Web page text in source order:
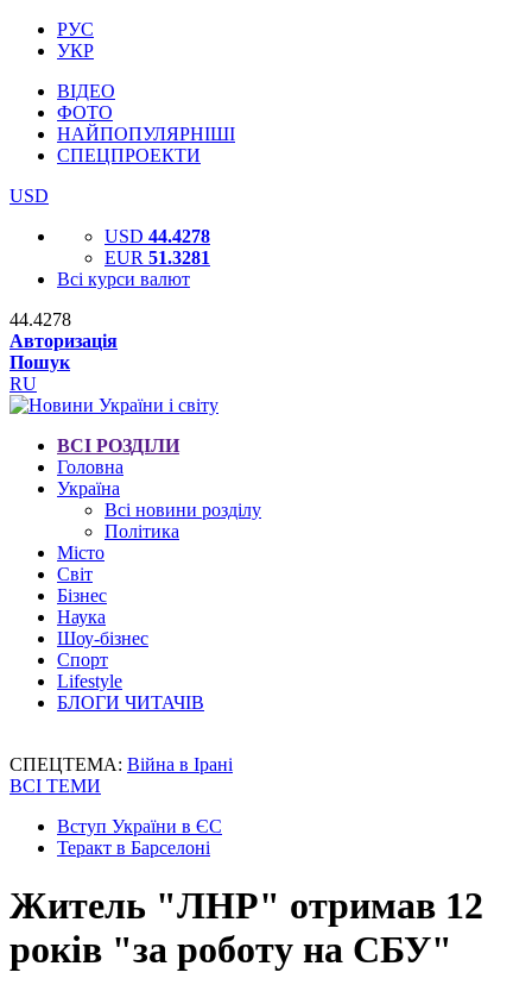
РУС
УКР
ВІДЕО
ФОТО
НАЙПОПУЛЯРНІШІ
СПЕЦПРОЕКТИ
USD
USD 44.4278
EUR 51.3281
Всі курси валют
44.4278
Авторизація
Пошук
RU
ВСІ РОЗДІЛИ
Головна
Україна
Всі новини розділу
Політика
Місто
Світ
Бізнес
Наука
Шоу-бізнес
Спорт
Lifestyle
БЛОГИ ЧИТАЧІВ
СПЕЦТЕМА: Війна в Ірані
ВСІ ТЕМИ
Вступ України в ЄС
Теракт в Барселоні
Житель "ЛНР" отримав 12
років "за роботу на СБУ"